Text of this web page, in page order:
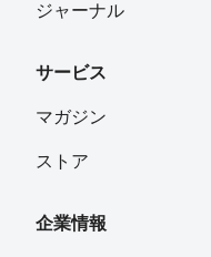
ジャーナル
サービス
マガジン
ストア
企業情報